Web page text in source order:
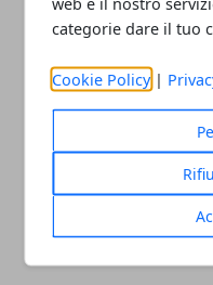
categorie dare il tuo
Cookie Policy |
Facebook
Vendita borracce in
alluminio personalizzate,
cosa c'è da sapere